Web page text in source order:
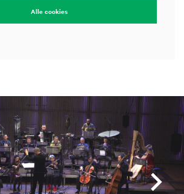
Alle cookies